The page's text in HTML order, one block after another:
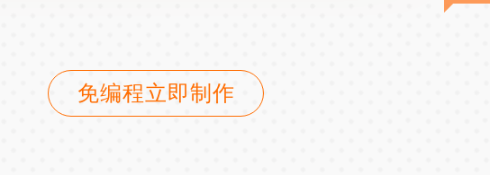
免编程立即制作